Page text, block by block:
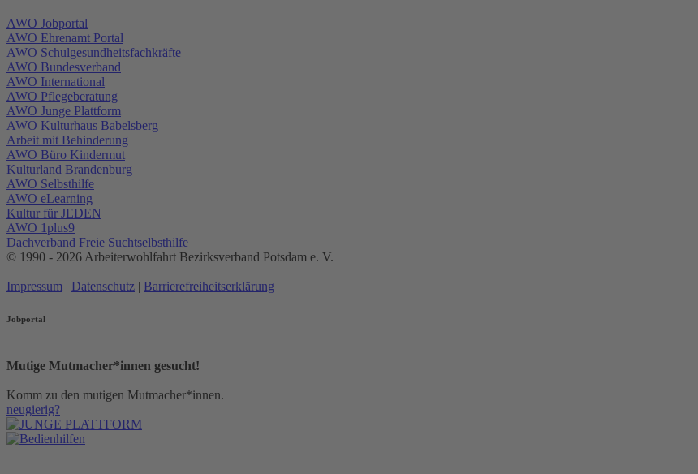
AWO Jobportal
AWO Ehrenamt Portal
AWO Schulgesundheitsfachkräfte
AWO Bundesverband
AWO International
AWO Pflegeberatung
AWO Junge Plattform
AWO Kulturhaus Babelsberg
Arbeit mit Behinderung
AWO Büro Kindermut
Kulturland Brandenburg
AWO Selbsthilfe
AWO eLearning
Kultur für JEDEN
AWO 1plus9
Dachverband Freie Suchtselbsthilfe
© 1990 - 2026 Arbeiterwohlfahrt Bezirksverband Potsdam e. V.
Impressum | Datenschutz | Barrierefreiheitserklärung
Jobportal
Mutige Mutmacher*innen gesucht!
Komm zu den mutigen Mutmacher*innen.
neugierig?